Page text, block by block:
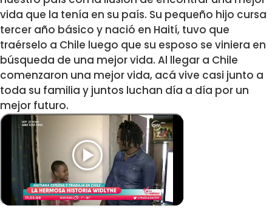
vida que la tenía en su país. Su pequeño hijo cursa
tercer año básico y nació en Haití, tuvo que
traérselo a Chile luego que su esposo se viniera en
búsqueda de una mejor vida. Al llegar a Chile
comenzaron una mejor vida, acá vive casi junto a
toda su familia y juntos luchan día a día por un
mejor futuro.